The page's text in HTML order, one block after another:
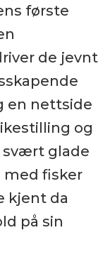
første
de jevnt
en nettside
og
svært glade
med fisker
kjent da
på sin